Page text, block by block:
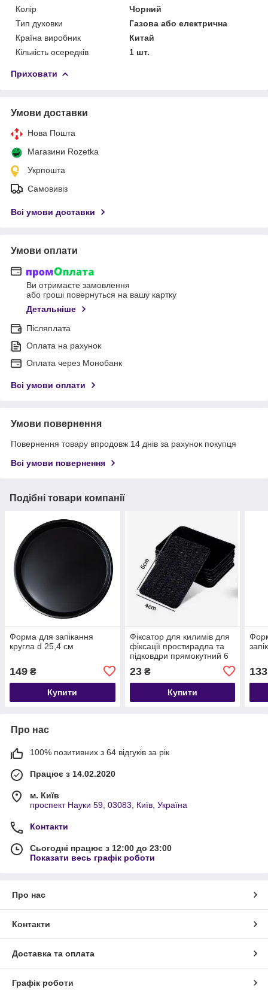
Колір
Чорний
Тип духовки
Газова або електрична
Країна виробник
Китай
Кількість осередків
1 шт.
Приховати
Умови доставки
Нова Пошта
Магазини Rozetka
Укрпошта
Самовивіз
Всі умови доставки
Умови оплати
Ви отримаєте замовлення
або гроші повернуться на вашу картку
Детальніше
Післяплата
Оплата на рахунок
Оплата через Монобанк
Всі умови оплати
Умови повернення
Повернення товару впродовж 14 днів за рахунок покупця
Всі умови повернення
Подібні товари компанії
Форма для запікання
кругла d 25,4 см
149 ₴
Купити
Фіксатор для килимів для
фіксації простирадла та
підковдри прямокутний 6
23₴
Купити
133
Про нас
100% позитивних з 64 відгуків за рік
Працює з 14.02.2020
м. Київ
проспект Науки 59, 03083, Київ, Україна
Контакти
Сьогодні працює з 12:00 до 23:00
Показати весь графік роботи
Про нас
Контакти
Доставка та оплата
Графік роботи